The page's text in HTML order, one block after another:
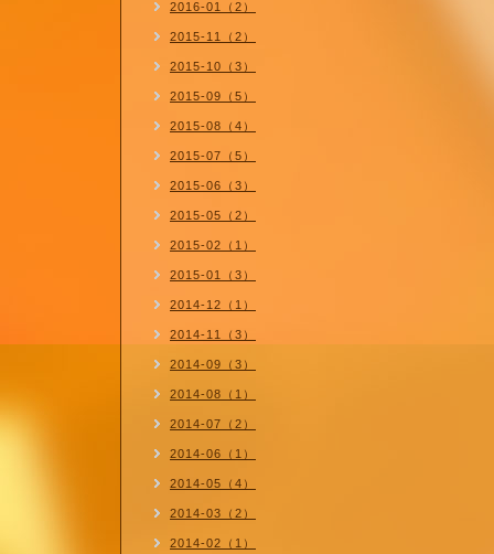
2016-01（2）
2015-11（2）
2015-10（3）
2015-09（5）
2015-08（4）
2015-07（5）
2015-06（3）
2015-05（2）
2015-02（1）
2015-01（3）
2014-12（1）
2014-11（3）
2014-09（3）
2014-08（1）
2014-07（2）
2014-06（1）
2014-05（4）
2014-03（2）
2014-02（1）